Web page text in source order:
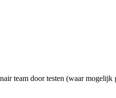
team door testen (waar